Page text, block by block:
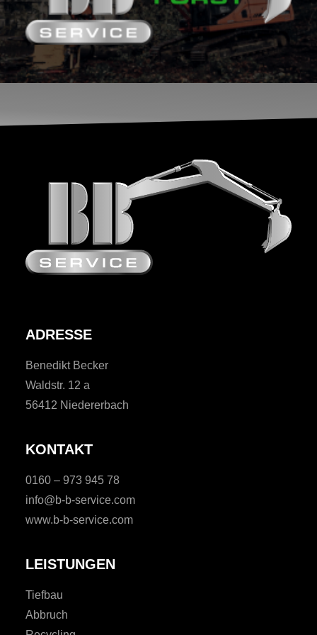
ADRESSE
Benedikt Becker
Waldstr. 12 a
56412 Niedererbach
KONTAKT
0160 – 973 945 78
info@b-b-service.com
www.b-b-service.com
LEISTUNGEN
Tiefbau
Abbruch